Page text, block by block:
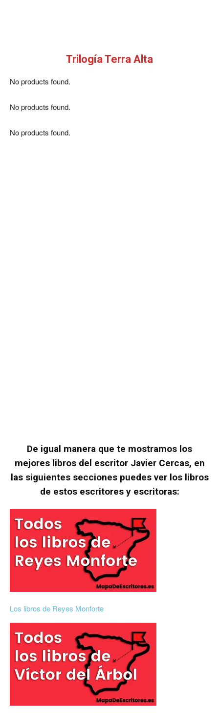
Trilogía Terra Alta
No products found.
No products found.
No products found.
De igual manera que te mostramos los
mejores libros del escritor Javier Cercas, en
las siguientes secciones puedes ver los libros
de estos escritores y escritoras:
Los libros de Reyes Monforte